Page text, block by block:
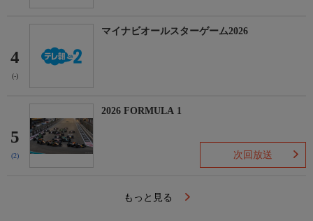
4
(-)
マイナビオールスターゲーム2026
5
(2)
2026 FORMULA 1
次回放送
もっと見る